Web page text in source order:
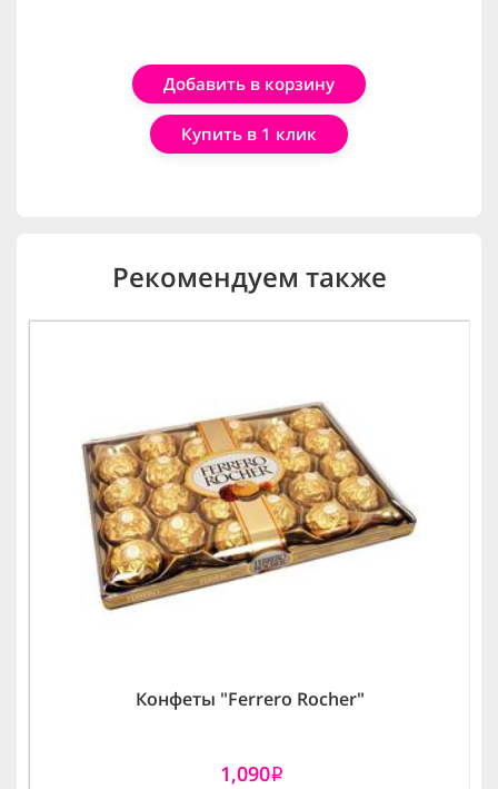
Добавить в корзину
Купить в 1 клик
Рекомендуем также
Конфеты "Ferrero Rocher"
1,090i